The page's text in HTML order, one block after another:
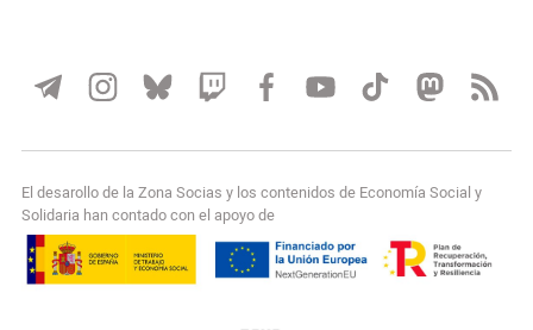
El desarollo de la Zona Socias y los contenidos de Economía Social y
Solidaria han contado con el apoyo de